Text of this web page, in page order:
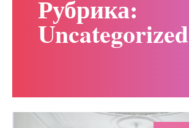
Рубрика:
Uncategorized